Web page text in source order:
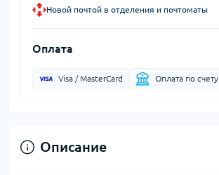
Новой почтой в отделения и почтоматы
Оплата
Visa / MasterCard Оплата по счету
Описание